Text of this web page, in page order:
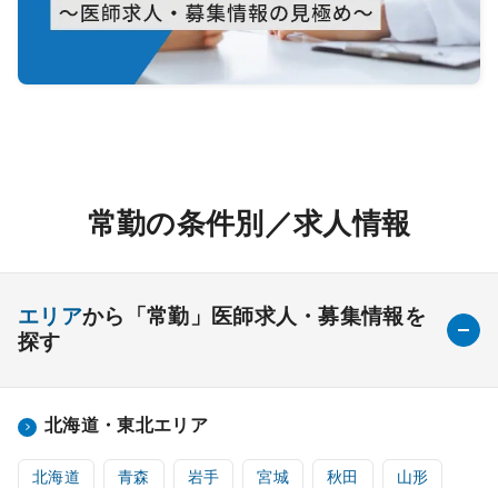
常勤の条件別／求人情報
エリアから「常勤」医師求人・募集情報を
探す
北海道・東北エリア
北海道 青森 岩手 宮城 秋田 山形